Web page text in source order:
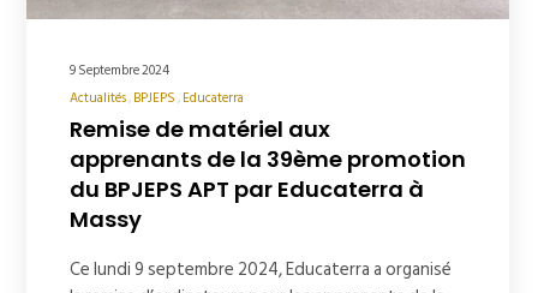
9 Septembre 2024
Actualités BPJEPS Educaterra
Remise de matériel aux
apprenants de la 39ème promotion
du BPJEPS APT par Educaterra à
Massy
Ce lundi 9 septembre 2024, Educaterra a organisé